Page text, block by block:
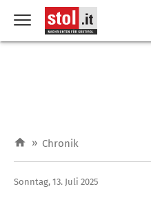
» Chronik
Sonntag, 13. Juli 2025